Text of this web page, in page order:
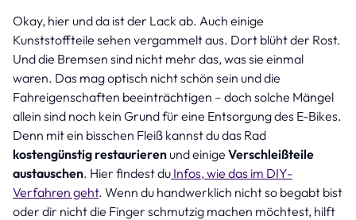
Okay, hier und da ist der Lack ab. Auch einige
Kunststoffteile sehen vergammelt aus. Dort blüht der Rost.
Und die Bremsen sind nicht mehr das, was sie einmal
waren. Das mag optisch nicht schön sein und die
Fahreigenschaften beeinträchtigen – doch solche Mängel
allein sind noch kein Grund für eine Entsorgung des E-Bikes.
Denn mit ein bisschen Fleiß kannst du das Rad
kostengünstig restaurieren und einige Verschleißteile
austauschen. Hier findest du Infos, wie das im DIY-
Verfahren geht. Wenn du handwerklich nicht so begabt bist
oder dir nicht die Finger schmutzig machen möchtest, hilft